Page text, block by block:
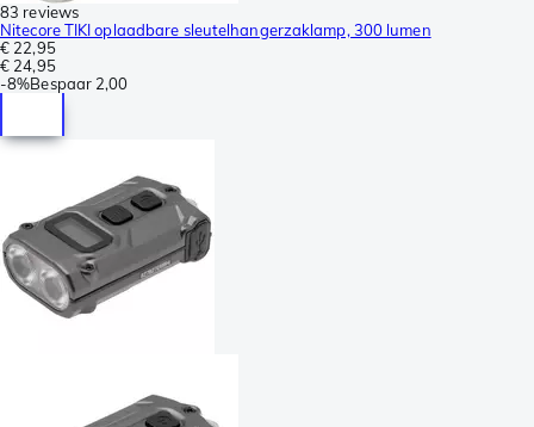
83 reviews
Nitecore TIKI oplaadbare sleutelhangerzaklamp, 300 lumen
€ 22,95
€ 24,95
-8%Bespaar 2,00